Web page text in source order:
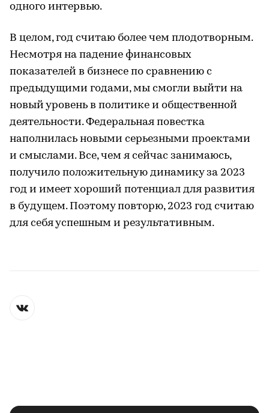
одного интервью.
В целом, год считаю более чем плодотворным.
Несмотря на падение финансовых
показателей в бизнесе по сравнению с
предыдущими годами, мы смогли выйти на
новый уровень в политике и общественной
деятельности. Федеральная повестка
наполнилась новыми серьезными проектами
и смыслами. Все, чем я сейчас занимаюсь,
получило положительную динамику за 2023
год и имеет хороший потенциал для развития
в будущем. Поэтому повторю, 2023 год считаю
для себя успешным и результативным.